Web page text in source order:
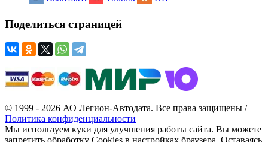
Поделиться страницей
© 1999 - 2026 АО Легион-Автодата. Все права защищены /
Политика конфиденциальности
Мы используем куки для улучшения работы сайта. Вы можете
запретить обработку Cookies в настройках браузера. Оставаясь